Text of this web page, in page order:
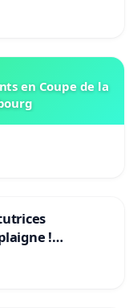
en Coupe de la
!